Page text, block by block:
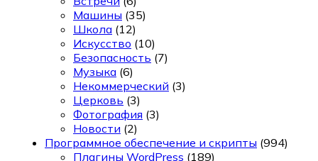
Машины (35)
Школа (12)
Искусство (10)
Безопасность (7)
Музыка (6)
Некоммерческий (3)
Церковь (3)
Фотография (3)
Новости (2)
Программное обеспечение и скрипты (994)
Плагины WordPress (189)